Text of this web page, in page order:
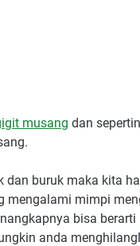
musang dan
buruk maka kita
mengalami mimpi
bisa
anda